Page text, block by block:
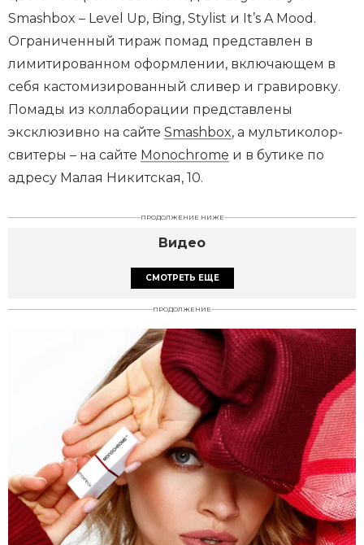
Smashbox – Level Up, Bing, Stylist и It’s A Mood.
Ограниченный тираж помад представлен в
лимитированном оформлении, включающем в
себя кастомизированный сливер и гравировку.
Помады из коллаборации представлены
эксклюзивно на сайте Smashbox, а мультиколор-
свитеры – на сайте Monochrome и в бутике по
адресу Малая Никитская, 10.
ПРОДОЛЖЕНИЕ НИЖЕ
Видео
СМОТРЕТЬ ЕЩЕ
ПРОДОЛЖЕНИЕ